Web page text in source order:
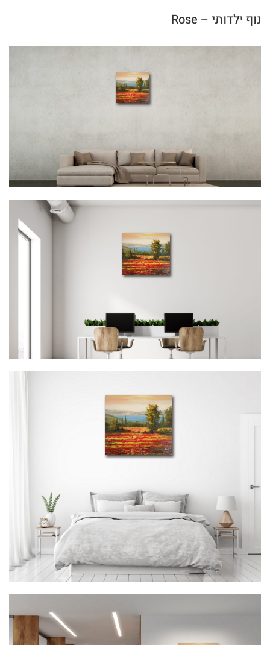
נוף ילדותי – Rose